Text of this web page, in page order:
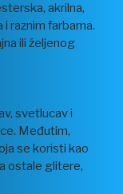
akrilna,
raznim farbama.
ili željenog
svetlucav i
Međutim,
se koristi kao
ostale glitere,